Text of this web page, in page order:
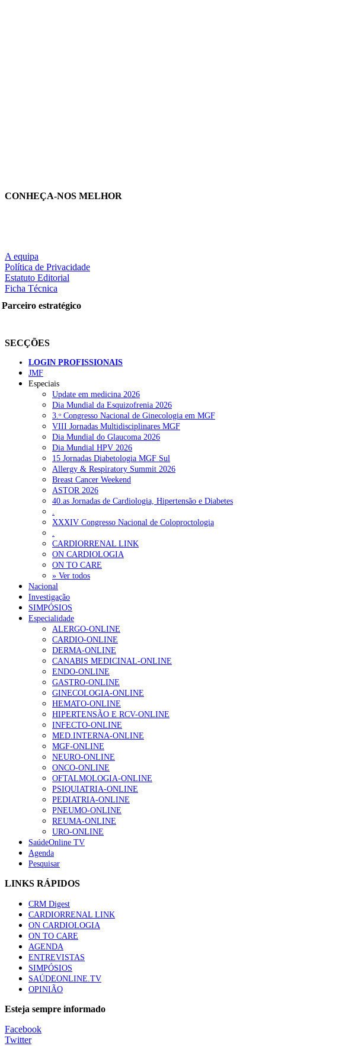
nas redes sociais:
RECENTES
Plataforma criada por estudantes apoia famílias após diagnóstico de demência
ULS Alto Alentejo e IPO de Lisboa reforçam cooperação em Oncologia, formação e
Montenegro defende gestão pública ou privada para garantir médicos de família
Governo admite cobrar taxas a utentes que recusem vaga em cuidados continuados
Estudo aponta potencial da casca de maracujá-roxo no controlo da inflamação da asma
MAIS LIDAS
Enfermagem Forense. “Da urgência ao tribunal, cada gesto conta e cada profissional
202 visualizações
Alguns milhares de utentes podem ficar sem médico de família com nova regras do
167 visualizações
Quase quatro em cada dez doentes com enfarte apresentavam níveis elevados de
84 visualizações
Trodelvy aprovado para primeira linha no cancro da mama triplo negativo
58 visualizações
1.º Episódio do Podcast “Frequência Cardio – Sintoniza-te na Insuficiência
58 visualizações
Canábis medicinal e saúde mental
53 visualizações
MAIS NOTÍCIAS
Plataforma criada por estudantes apoia famílias após diagnóstico de demência
CONHEÇA-NOS MELHOR
A equipa
Política de Privacidade
Estatuto Editorial
Ficha Técnica
Parceiro estratégico
SECÇÕES
LOGIN PROFISSIONAIS
JMF
Especiais
Update em medicina 2026
Dia Mundial da Esquizofrenia 2026
3.ᵒ Congresso Nacional de Ginecologia em MGF
VIII Jornadas Multidisciplinares MGF
Dia Mundial do Glaucoma 2026
Dia Mundial HPV 2026
15 Jornadas Diabetologia MGF Sul
Allergy & Respiratory Summit 2026
Breast Cancer Weekend
ASTOR 2026
40.as Jornadas de Cardiologia, Hipertensão e Diabetes
.
XXXIV Congresso Nacional de Coloproctologia
.
CARDIORRENAL LINK
ON CARDIOLOGIA
ON TO CARE
» Ver todos
Nacional
Investigação
SIMPÓSIOS
Especialidade
ALERGO-ONLINE
CARDIO-ONLINE
DERMA-ONLINE
CANABIS MEDICINAL-ONLINE
ENDO-ONLINE
GASTRO-ONLINE
GINECOLOGIA-ONLINE
HEMATO-ONLINE
HIPERTENSÃO E RCV-ONLINE
INFECTO-ONLINE
MED.INTERNA-ONLINE
MGF-ONLINE
NEURO-ONLINE
ONCO-ONLINE
OFTALMOLOGIA-ONLINE
PSIQUIATRIA-ONLINE
PEDIATRIA-ONLINE
PNEUMO-ONLINE
REUMA-ONLINE
URO-ONLINE
SaúdeOnline TV
Agenda
Pesquisar
LINKS RÁPIDOS
CRM Digest
CARDIORRENAL LINK
ON CARDIOLOGIA
ON TO CARE
AGENDA
ENTREVISTAS
SIMPÓSIOS
SAÚDEONLINE.TV
OPINIÃO
Esteja sempre informado
Facebook
Twitter